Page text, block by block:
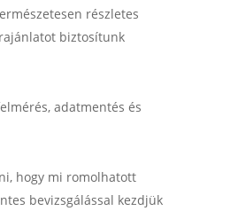
részletes
biztosítunk
adatmentés és
hogy mi romolhatott
bevizsgálással kezdjük